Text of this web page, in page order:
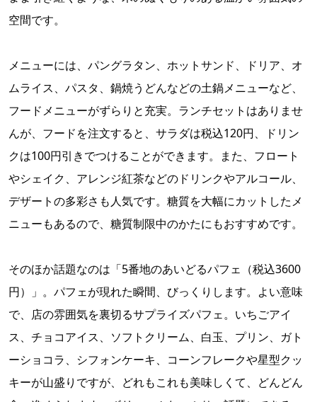
空間です。
メニューには、パングラタン、ホットサンド、ドリア、オ
ムライス、パスタ、鍋焼うどんなどの土鍋メニューなど、
フードメニューがずらりと充実。ランチセットはありませ
んが、フードを注文すると、サラダは税込120円、ドリン
クは100円引きでつけることができます。また、フロート
やシェイク、アレンジ紅茶などのドリンクやアルコール、
デザートの多彩さも人気です。糖質を大幅にカットしたメ
ニューもあるので、糖質制限中のかたにもおすすめです。
そのほか話題なのは「5番地のあいどるパフェ（税込3600
円）」。パフェが現れた瞬間、びっくりします。よい意味
で、店の雰囲気を裏切るサプライズパフェ。いちごアイ
ス、チョコアイス、ソフトクリーム、白玉、プリン、ガト
ーショコラ、シフォンケーキ、コーンフレークや星型クッ
キーが山盛りですが、どれもこれも美味しくて、どんどん